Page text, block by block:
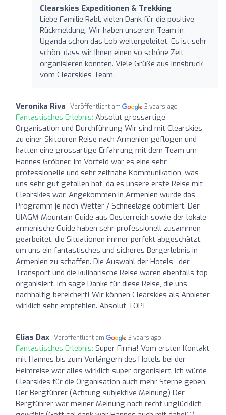
Clearskies Expeditionen & Trekking
Liebe Familie Rabl, vielen Dank für die positive
Rückmeldung. Wir haben unserem Team in
Uganda schon das Lob weitergeleitet. Es ist sehr
schön, dass wir Ihnen einen so schöne Zeit
organisieren konnten. Viele Grüße aus Innsbruck
vom Clearskies Team.
Veronika Riva Veröffentlicht am 3 years ago
Fantastisches Erlebnis: Absolut grossartige
Organisation und Durchführung Wir sind mit Clearskies
zu einer Skitouren Reise nach Armenien geflogen und
hatten eine grossartige Erfahrung mit dem Team um
Hannes Gröbner. im Vorfeld war es eine sehr
professionelle und sehr zeitnahe Kommunikation, was
uns sehr gut gefallen hat, da es unsere erste Reise mit
Clearskies war. Angekommen in Armenien wurde das
Programm je nach Wetter / Schneelage optimiert. Der
UIAGM Mountain Guide aus Oesterreich sowie der lokale
armenische Guide haben sehr professionell zusammen
gearbeitet, die Situationen immer perfekt abgeschätzt,
um uns ein fantastisches und sicheres Bergerlebnis in
Armenien zu schaffen. Die Auswahl der Hotels , der
Transport und die kulinarische Reise waren ebenfalls top
organisiert. Ich sage Danke für diese Reise, die uns
nachhaltig bereichert! Wir können Clearskies als Anbieter
wirklich sehr empfehlen. Absolut TOP!
Elias Dax Veröffentlicht am 3 years ago
Fantastisches Erlebnis: Super Firma! Vom ersten Kontakt
mit Hannes bis zum Verlängern des Hotels bei der
Heimreise war alles wirklich super organisiert. Ich würde
Clearskies für die Organisation auch mehr Sterne geben.
Der Bergführer (Achtung subjektive Meinung) Der
Bergführer war meiner Meinung nach recht unglücklich